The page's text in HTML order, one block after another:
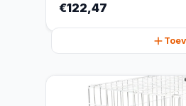
€122,47